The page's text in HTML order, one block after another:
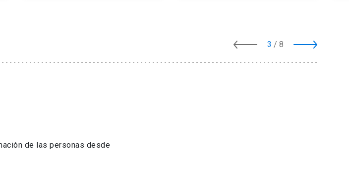
3 / 8
de las personas desde